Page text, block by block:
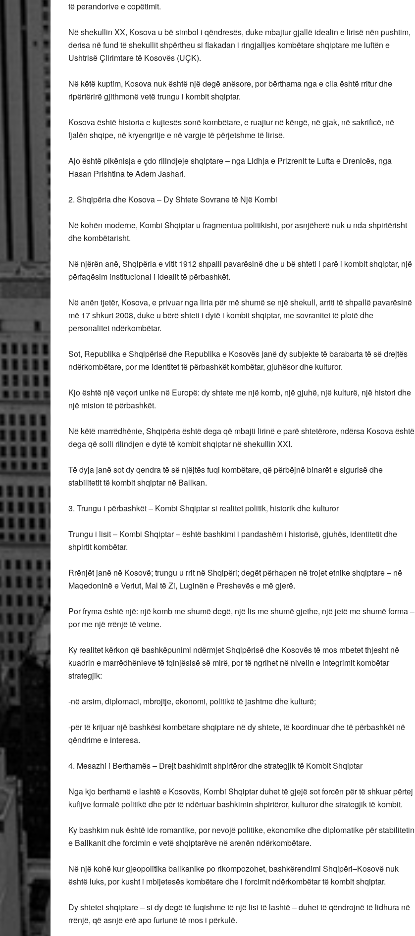
të perandorive e copëtimit.
Në shekullin XX, Kosova u bë simbol i qëndresës, duke mbajtur gjallë idealin e lirisë nën pushtim,
derisa në fund të shekullit shpërtheu si flakadan i ringjalljes kombëtare shqiptare me luftën e
Ushtrisë Çlirimtare të Kosovës (UÇK).
Në këtë kuptim, Kosova nuk është një degë anësore, por bërthama nga e cila është rritur dhe
ripërtërirë gjithmonë vetë trungu i kombit shqiptar.
Kosova është historia e kujtesës sonë kombëtare, e ruajtur në këngë, në gjak, në sakrificë, në
fjalën shqipe, në kryengritje e në vargje të përjetshme të lirisë.
Ajo është pikënisja e çdo rilindjeje shqiptare – nga Lidhja e Prizrenit te Lufta e Drenicës, nga
Hasan Prishtina te Adem Jashari.
2. Shqipëria dhe Kosova – Dy Shtete Sovrane të Një Kombi
Në kohën moderne, Kombi Shqiptar u fragmentua politikisht, por asnjëherë nuk u nda shpirtërisht
dhe kombëtarisht.
Në njërën anë, Shqipëria e vitit 1912 shpalli pavarësinë dhe u bë shteti i parë i kombit shqiptar, një
përfaqësim institucional i idealit të përbashkët.
Në anën tjetër, Kosova, e privuar nga liria për më shumë se një shekull, arriti të shpallë pavarësinë
më 17 shkurt 2008, duke u bërë shteti i dytë i kombit shqiptar, me sovranitet të plotë dhe
personalitet ndërkombëtar.
Sot, Republika e Shqipërisë dhe Republika e Kosovës janë dy subjekte të barabarta të së drejtës
ndërkombëtare, por me identitet të përbashkët kombëtar, gjuhësor dhe kulturor.
Kjo është një veçori unike në Europë: dy shtete me një komb, një gjuhë, një kulturë, një histori dhe
një mision të përbashkët.
Në këtë marrëdhënie, Shqipëria është dega që mbajti lirinë e parë shtetërore, ndërsa Kosova është
dega që solli rilindjen e dytë të kombit shqiptar në shekullin XXI.
Të dyja janë sot dy qendra të së njëjtës fuqi kombëtare, që përbëjnë binarët e sigurisë dhe
stabilitetit të kombit shqiptar në Ballkan.
3. Trungu i përbashkët – Kombi Shqiptar si realitet politik, historik dhe kulturor
Trungu i lisit – Kombi Shqiptar – është bashkimi i pandashëm i historisë, gjuhës, identitetit dhe
shpirtit kombëtar.
Rrënjët janë në Kosovë; trungu u rrit në Shqipëri; degët përhapen në trojet etnike shqiptare – në
Maqedoninë e Veriut, Mal të Zi, Luginën e Preshevës e më gjerë.
Por fryma është një: një komb me shumë degë, një lis me shumë gjethe, një jetë me shumë forma –
por me një rrënjë të vetme.
Ky realitet kërkon që bashkëpunimi ndërmjet Shqipërisë dhe Kosovës të mos mbetet thjesht në
kuadrin e marrëdhënieve të fqinjësisë së mirë, por të ngrihet në nivelin e integrimit kombëtar
strategjik:
-në arsim, diplomaci, mbrojtje, ekonomi, politikë të jashtme dhe kulturë;
-për të krijuar një bashkësi kombëtare shqiptare në dy shtete, të koordinuar dhe të përbashkët në
qëndrime e interesa.
4. Mesazhi i Berthamës – Drejt bashkimit shpirtëror dhe strategjik të Kombit Shqiptar
Nga kjo berthamë e lashtë e Kosovës, Kombi Shqiptar duhet të gjejë sot forcën për të shkuar përtej
kufijve formalë politikë dhe për të ndërtuar bashkimin shpirtëror, kulturor dhe strategjik të kombit.
Ky bashkim nuk është ide romantike, por nevojë politike, ekonomike dhe diplomatike për stabilitetin
e Ballkanit dhe forcimin e vetë shqiptarëve në arenën ndërkombëtare.
Në një kohë kur gjeopolitika ballkanike po rikompozohet, bashkërendimi Shqipëri–Kosovë nuk
është luks, por kusht i mbijetesës kombëtare dhe i forcimit ndërkombëtar të kombit shqiptar.
Dy shtetet shqiptare – si dy degë të fuqishme të një lisi të lashtë – duhet të qëndrojnë të lidhura në
rrënjë, që asnjë erë apo furtunë të mos i përkulë.